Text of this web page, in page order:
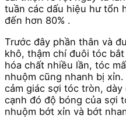
tuần các dấu hiệu hư tổn
đến hơn 80% .
Trước đây phần thân và
khô, thậm chí đuôi tóc
hóa chất nhiều lần, tóc
nhuộm cũng nhanh bị
cảm giác sợi tóc tròn,
cạnh đó độ bóng của sợi
nhuộm bớt xỉn và bớt